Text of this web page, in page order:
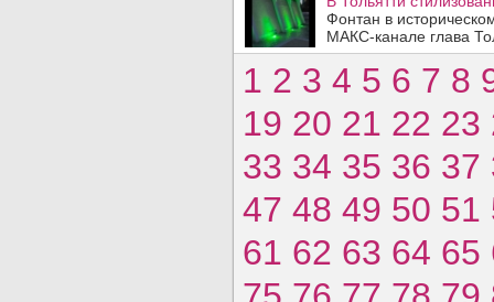
Фонтан в
МАКС-канале глава
1 2 3 4 5 6 7 8
19 20 21 22 23
33 34 35 36 37
47 48 49 50 51
61 62 63 64 65